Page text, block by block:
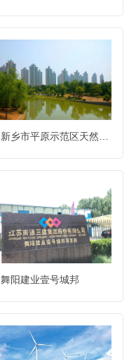
新乡市平原示范区天然渠
舞阳建业壹号城邦